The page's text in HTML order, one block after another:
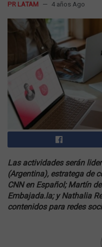
PR LATAM 4 años Ago
Las actividades serán
(Argentina), estratega de
CNN en Español; Martín
Embajada.la; y Nathalia
contenidos para redes